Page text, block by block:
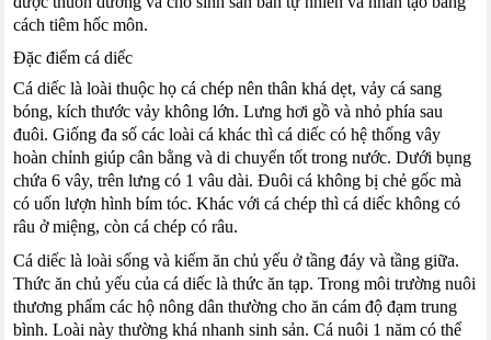
cách tiêm hốc môn.
Đặc điểm cá diếc
Cá diếc là loài thuộc họ cá chép nên thân khá dẹt, vảy cá sang
bóng, kích thước vảy không lớn. Lưng hơi gồ và nhỏ phía sau
đuôi. Giống đa số các loài cá khác thì cá diếc có hệ thống vây
hoàn chỉnh giúp cân bằng và di chuyển tốt trong nước. Dưới bụng
chứa 6 vây, trên lưng có 1 vâu dài. Đuôi cá không bị chẻ gốc mà
có uốn lượn hình bím tóc. Khác với cá chép thì cá diếc không có
râu ở miệng, còn cá chép có râu.
Cá diếc là loài sống và kiếm ăn chủ yếu ở tầng đáy và tầng giữa.
Thức ăn chủ yếu của cá diếc là thức ăn tạp. Trong môi trường nuôi
thương phẩm các hộ nông dân thường cho ăn cám độ đạm trung
bình. Loài này thường khá nhanh sinh sản. Cá nuôi 1 năm có thể